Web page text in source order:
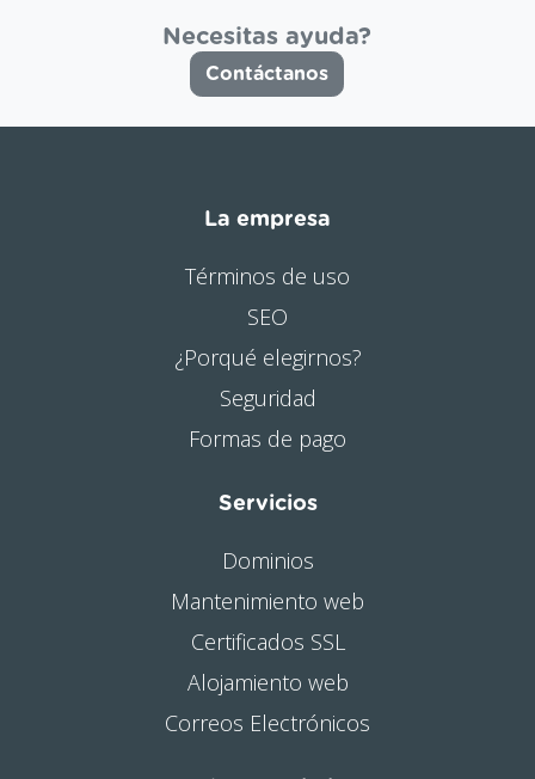
Necesitas ayuda?
Contáctanos
La empresa
Términos de uso
SEO
¿Porqué elegirnos?
Seguridad
Formas de pago
Servicios
Dominios
Mantenimiento web
Certificados SSL
Alojamiento web
Correos Electrónicos